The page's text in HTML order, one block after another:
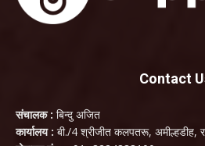
Contact
संचालक : बिन्दु अजित
कार्यालय : बी./4 श्रीजीत कलपतरू, अमील्हडीह,